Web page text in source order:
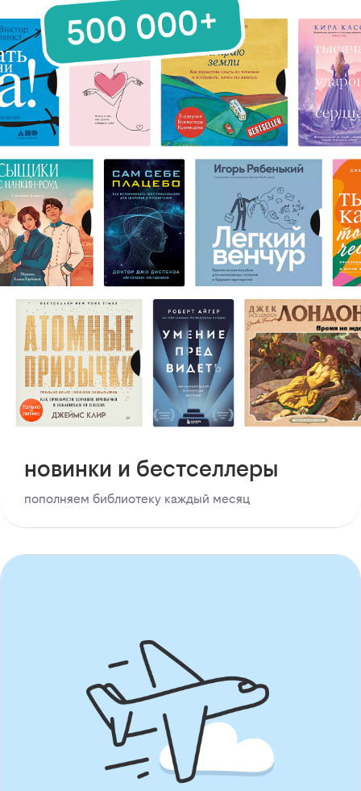
новинки и бестселлеры
пополняем библиотеку каждый месяц